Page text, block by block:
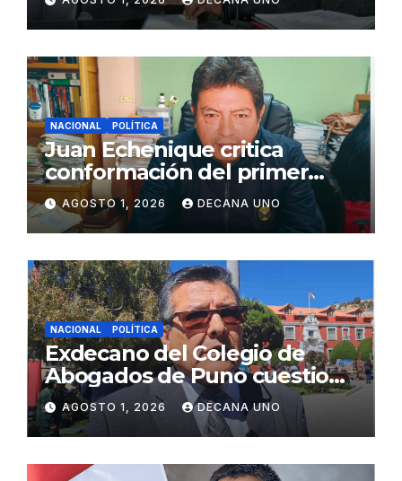
Juliaca
NACIONAL POLÍTICA
Juan Echenique critica
conformación del primer
gabinete ministerial de Keiko
Fujimori
AGOSTO 1, 2026 DECANA UNO
NACIONAL POLÍTICA
Exdecano del Colegio de
Abogados de Puno cuestiona
propuestas sobre seguridad
ciudadana
AGOSTO 1, 2026 DECANA UNO